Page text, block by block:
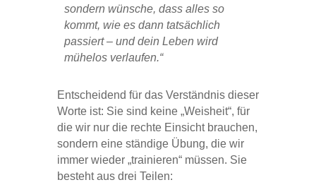
sondern wünsche, dass alles so
kommt, wie es dann tatsächlich
passiert – und dein Leben wird
mühelos verlaufen.“
Entscheidend für das Verständnis dieser
Worte ist: Sie sind keine „Weisheit“, für
die wir nur die rechte Einsicht brauchen,
sondern eine ständige Übung, die wir
immer wieder „trainieren“ müssen. Sie
besteht aus drei Teilen: